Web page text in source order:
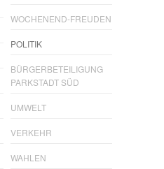
WOCHENEND-FREUDEN
POLITIK
BÜRGERBETEILIGUNG
PARKSTADT SÜD
UMWELT
VERKEHR
WAHLEN